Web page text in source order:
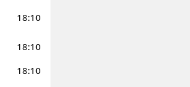
18:10
18:10
18:10